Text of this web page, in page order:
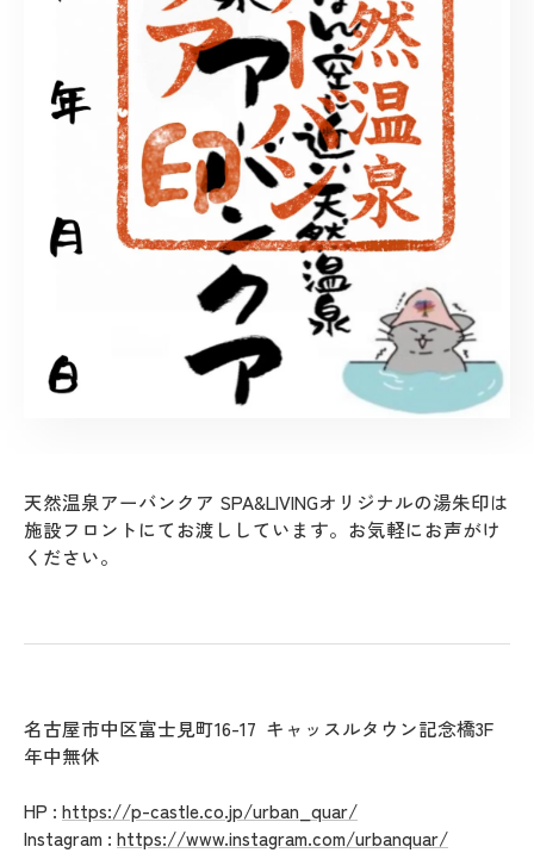
天然温泉アーバンクア SPA&LIVINGオリジナルの湯朱印は
施設フロントにてお渡ししています。お気軽にお声がけ
ください。
名古屋市中区富士見町16-17 キャッスルタウン記念橋3F
年中無休
HP : https://p-castle.co.jp/urban_quar/
Instagram : https://www.instagram.com/urbanquar/